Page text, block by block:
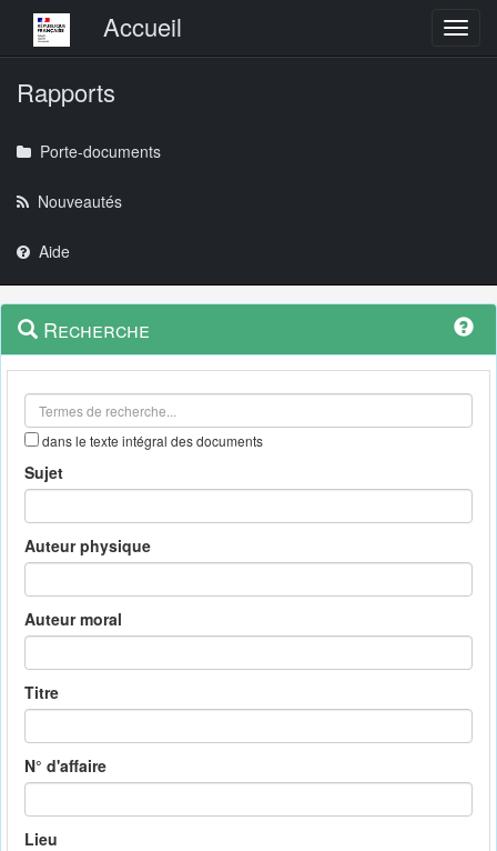
Menu principalAccueil
Rapports
Porte-documents
Nouveautés
Aide
Navigation
outils
Menu
contextuel
Recherche
dans le texte intégral des documents
Sujet
Auteur physique
Auteur moral
Titre
N° d'affaire
Lieu